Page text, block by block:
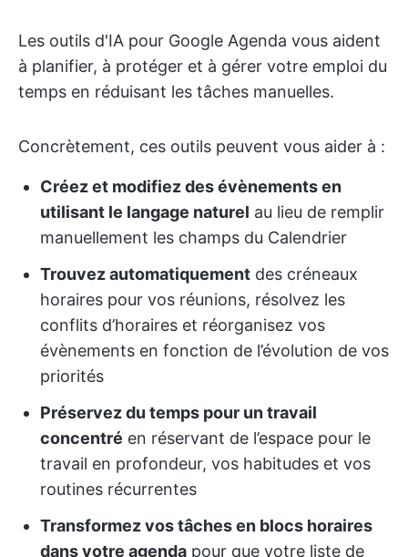
Les outils d'IA pour Google Agenda vous aident
à planifier, à protéger et à gérer votre emploi du
temps en réduisant les tâches manuelles.
Concrètement, ces outils peuvent vous aider à :
Créez et modifiez des évènements en
utilisant le langage naturel au lieu de remplir
manuellement les champs du Calendrier
Trouvez automatiquement des créneaux
horaires pour vos réunions, résolvez les
conflits d’horaires et réorganisez vos
évènements en fonction de l’évolution de vos
priorités
Préservez du temps pour un travail
concentré en réservant de l’espace pour le
travail en profondeur, vos habitudes et vos
routines récurrentes
Transformez vos tâches en blocs horaires
dans votre agenda pour que votre liste de